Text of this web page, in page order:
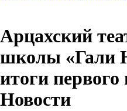
Арцахский
школы «Гали
итоги первого
Новости